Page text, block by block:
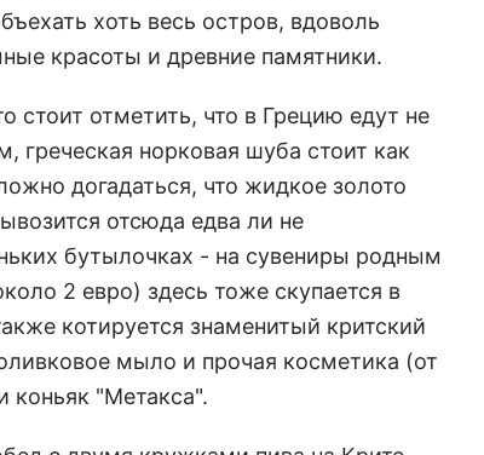
хоть весь остров, вдоволь
красоты и древние памятники.
стоит отметить, что в Грецию едут не
греческая норковая шуба стоит как
догадаться, что жидкое золото
отсюда едва ли не
бутылочках - на сувениры родным
2 евро) здесь тоже скупается в
котируется знаменитый критский
мыло и прочая косметика (от
коньяк "Метакса".